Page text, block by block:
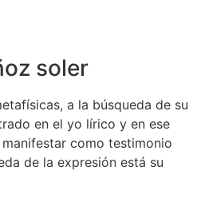
soler
a la búsqueda de su
en el yo lírico y en ese
como testimonio
de la expresión está su